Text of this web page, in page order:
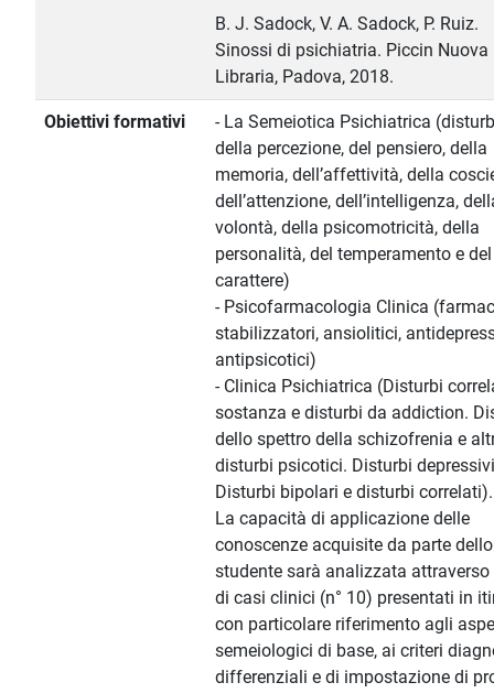
B. J. Sadock, V. A. Sadock, P. Ruiz.
Sinossi di psichiatria. Piccin Nuova
Libraria, Padova, 2018.
Obiettivi formativi
- La Semeiotica Psichiatrica
della percezione, del pensiero, della
memoria, dell’affettività, della
dell’attenzione, dell’intelligenza,
volontà, della psicomotricità, della
personalità, del temperamento e del
carattere)
- Psicofarmacologia Clinica
stabilizzatori, ansiolitici,
antipsicotici)
- Clinica Psichiatrica (Disturbi
sostanza e disturbi da addiction.
dello spettro della schizofrenia e
disturbi psicotici. Disturbi
Disturbi bipolari e disturbi correlati).
La capacità di applicazione delle
conoscenze acquisite da parte dello
studente sarà analizzata attraverso
di casi clinici (n° 10) presentati in
con particolare riferimento agli
semeiologici di base, ai criteri
differenziali e di impostazione di